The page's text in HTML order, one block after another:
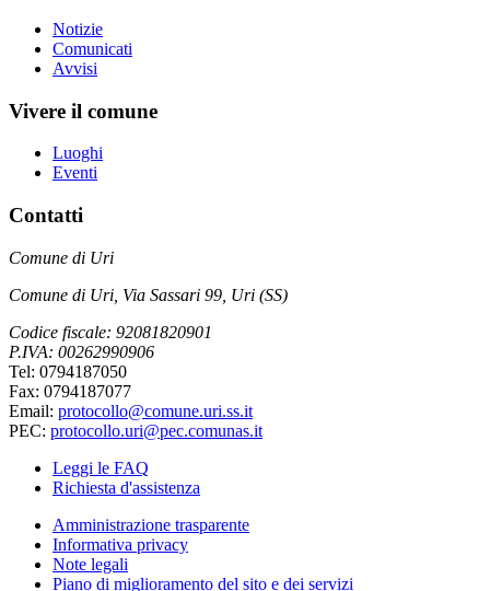
Notizie
Comunicati
Avvisi
Vivere il comune
Luoghi
Eventi
Contatti
Comune di Uri
Comune di Uri, Via Sassari 99, Uri (SS)
Codice fiscale: 92081820901
P.IVA: 00262990906
Tel: 0794187050
Fax: 0794187077
Email: protocollo@comune.uri.ss.it
PEC: protocollo.uri@pec.comunas.it
Leggi le FAQ
Richiesta d'assistenza
Amministrazione trasparente
Informativa privacy
Note legali
Piano di miglioramento del sito e dei servizi